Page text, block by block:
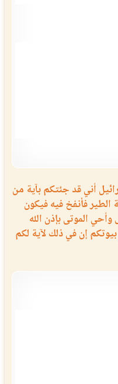
أني قد جئتكم بآية من
فأنفخ فيه فيكون
وأحي الموتى بإذن الله
إن في ذلك لآية لكم